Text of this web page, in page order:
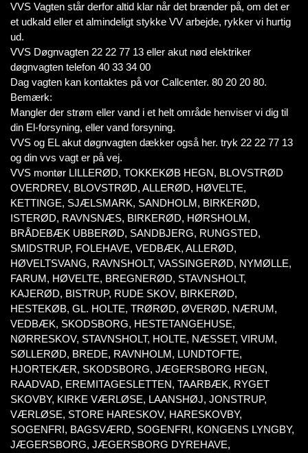
VVS Vagten står derfor altid klar når det brænder på, om det er
et udkald eller et almindeligt stykke VV arbejde, rykker vi hurtig
ud.
VVS Døgnvagten 22 22 77 13 eller akut nød elektriker
døgnvagten telefon 40 33 34 00
Dag vagten kan kontaktes på vor Callcenter. 80 20 20 80.
Bemærk:
Mangler der strøm eller vand i et helt område henviser vi dig til
din El-forsyning, eller vand forsyning.
VVS og EL akut døgnvagten dækker også her. tryk 22 22 77 13
og din vvs vagt er på vej.
VVS montør LILLERØD, TOKKEKØB HEGN, BLOVSTRØD
OVERDREV, BLOVSTRØD, ALLERØD, HØVELTE,
KETTINGE, SJÆLSMARK, SANDHOLM, BIRKERØD,
ISTERØD, RAVNSNÆS, BIRKERØD, HØRSHOLM,
BRÅDEBÆK UBBERØD, SANDBJERG, RUNGSTED,
SMIDSTRUP, FOLEHAVE, VEDBÆK, ALLERØD,
HØVELTSVANG, RAVNSHOLT, VASSINGERØD, NYMØLLE,
FARUM, HØVELTE, BREGNERØD, STAVNSHOLT,
KAJERØD, BISTRUP, RUDE SKOV, BIRKERØD,
HESTEKØB, GL. HOLTE, TRØRØD, ØVERØD, NÆRUM,
VEDBÆK, SKODSBORG, HESTETANGEHUSE,
NØRRESKOV, STAVNSHOLT, HOLTE, NÆSSET, VIRUM,
SØLLERØD, BREDE, RAVNHOLM, LUNDTOFTE,
HJORTEKÆR, SKODSBORG, JÆGERSBORG HEGN,
RAADVAD, EREMITAGESLETTEN, TAARBÆK, RYGET
SKOVBY, KIRKE VÆRLØSE, LAANSHØJ, JONSTRUP,
VÆRLØSE, STORE HARESKOV, HARESKOVBY,
SOGENFRI, BAGSVÆRD, SOGENFRI, KONGENS LYNGBY,
JÆGERSBORG, JÆGERSBORG DYREHAVE,